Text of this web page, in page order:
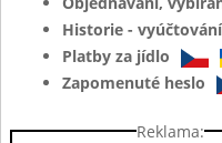
Historie -
Platby za jídlo
Zapomenuté heslo
Reklama: